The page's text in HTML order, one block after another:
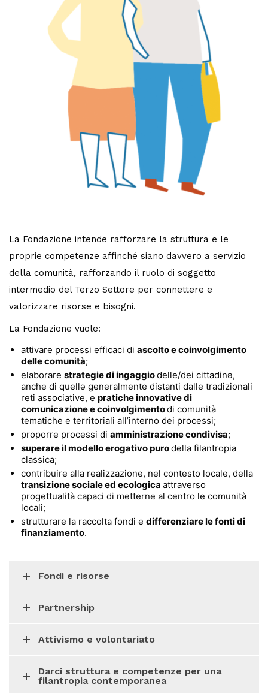
La Fondazione intende rafforzare la struttura e le
proprie competenze affinché siano davvero a servizio
della comunità, rafforzando il ruolo di soggetto
intermedio del Terzo Settore per connettere e
valorizzare risorse e bisogni.
La Fondazione vuole:
attivare processi efficaci di ascolto e coinvolgimento
delle comunità;
elaborare strategie di ingaggiodelle/dei cittadinə,
anche di quellə generalmente distanti dalle tradizionali
reti associative, e pratiche innovative di
comunicazione e coinvolgimentodi comunità
tematiche e territoriali all’interno dei processi;
proporre processi di amministrazione condivisa;
superare il modello erogativo purodella filantropia
classica;
contribuire alla realizzazione, nel contesto locale, della
transizione sociale ed ecologica attraverso
progettualità capaci di metterne al centro le comunità
locali;
strutturare la raccolta fondi e differenziare le fonti di
finanziamento.
Fondi e risorse
Partnership
Attivismo e volontariato
Darci struttura e competenze per una
filantropia contemporanea